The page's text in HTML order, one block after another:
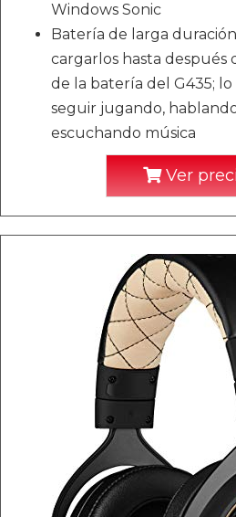
Windows Sonic
Batería de larga
cargarlos hasta después
de la batería del G435;
seguir jugando,
escuchando música
Ver